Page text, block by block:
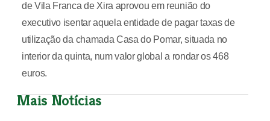
de Vila Franca de Xira aprovou em reunião do
executivo isentar aquela entidade de pagar taxas de
utilização da chamada Casa do Pomar, situada no
interior da quinta, num valor global a rondar os 468
euros.
Mais Notícias